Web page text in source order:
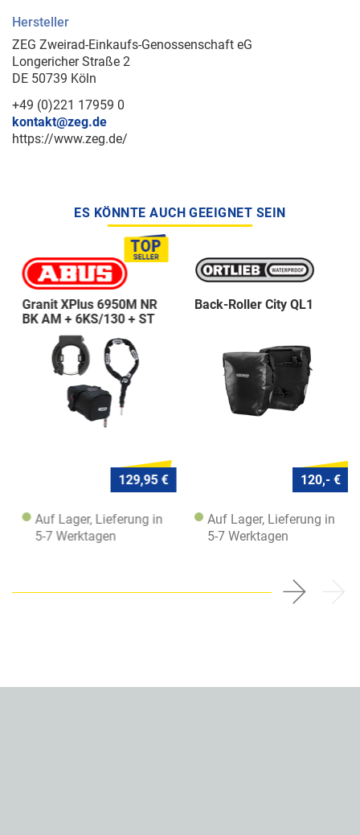
Hersteller
ZEG Zweirad-Einkaufs-Genossenschaft eG
Longericher Straße 2
DE 50739 Köln
+49 (0)221 17959 0
kontakt@zeg.de
https://www.zeg.de/
ES KÖNNTE AUCH GEEIGNET SEIN
Granit XPlus 6950M NR
BK AM + 6KS/130 + ST
129,95 €
Auf Lager, Lieferung in
5-7 Werktagen
Back-Roller City QL1
120,- €
Auf Lager, Lieferung in
5-7 Werktagen